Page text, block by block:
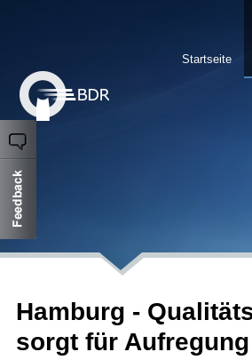
Startseite
Hamburg -
sorgt für Aufregung